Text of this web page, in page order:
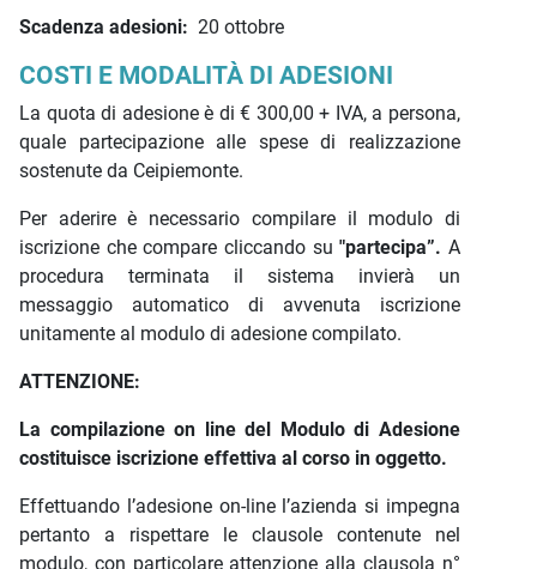
Scadenza adesioni: 20 ottobre
COSTI E MODALITÀ DI ADESIONI
La quota di adesione è di € 300,00 + IVA, a persona,
quale partecipazione alle spese di realizzazione
sostenute da Ceipiemonte.
Per aderire è necessario compilare il modulo di
iscrizione che compare cliccando su"partecipa”.A
procedura terminata il sistema invierà un
messaggio automatico di avvenuta iscrizione
unitamente al modulo di adesione compilato.
ATTENZIONE:
La compilazione on line del Modulo di Adesione
costituisce iscrizione effettiva al corso in oggetto.
Effettuando l’adesione on-line l’azienda si impegna
pertanto a rispettare le clausole contenute nel
modulo, con particolare attenzione alla clausola n°